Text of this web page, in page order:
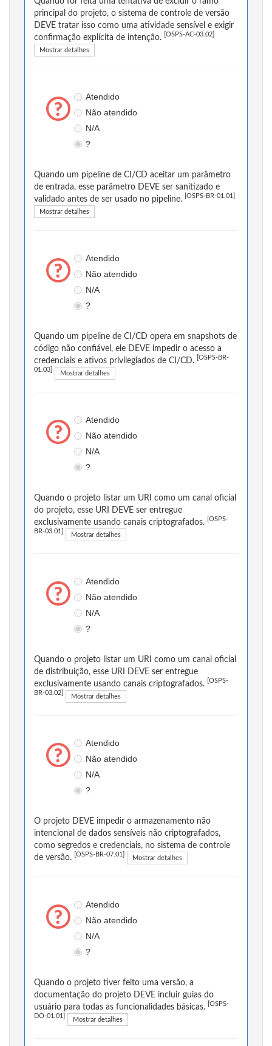
principal do projeto, o sistema de controle de versão
DEVE tratar isso como uma atividade sensível e exigir
confirmação explícita de intenção.
[OSPS-AC-03.02]
Mostrar detalhes
Atendido
Não atendido
N/A
?
Quando um pipeline de CI/CD aceitar um parâmetro
de entrada, esse parâmetro DEVE ser sanitizado e
validado antes de ser usado no pipeline.
[OSPS-BR-01.01]
Mostrar detalhes
Atendido
Não atendido
N/A
?
Quando um pipeline de CI/CD opera em snapshots de
código não confiável, ele DEVE impedir o acesso a
credenciais e ativos privilegiados de CI/CD.
[OSPS-BR-
01.03] Mostrar detalhes
Atendido
Não atendido
N/A
?
Quando o projeto listar um URI como um canal oficial
do projeto, esse URI DEVE ser entregue
exclusivamente usando canais criptografados.
[OSPS-
BR-03.01] Mostrar detalhes
Atendido
Não atendido
N/A
?
Quando o projeto listar um URI como um canal oficial
de distribuição, esse URI DEVE ser entregue
exclusivamente usando canais criptografados.
[OSPS-
BR-03.02] Mostrar detalhes
Atendido
Não atendido
N/A
?
O projeto DEVE impedir o armazenamento não
intencional de dados sensíveis não criptografados,
como segredos e credenciais, no sistema de controle
de versão.
[OSPS-BR-07.01] Mostrar detalhes
Atendido
Não atendido
N/A
?
Quando o projeto tiver feito uma versão, a
documentação do projeto DEVE incluir guias do
usuário para todas as funcionalidades básicas.
[OSPS-
DO-01.01] Mostrar detalhes